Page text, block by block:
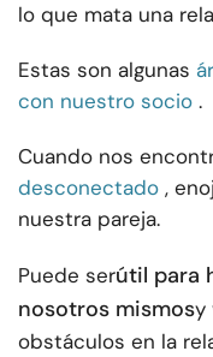
lo que mata una
Estas son algunas
con nuestro socio .
Cuando nos
desconectado ,
nuestra pareja.
Puede serútil para
nosotros mismosy
obstáculos en la